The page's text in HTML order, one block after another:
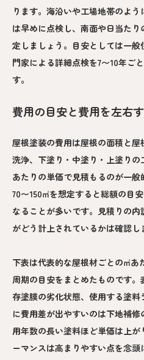
ります。海沿いや工場地帯のよ
は早めに点検し、南面や日当た
定しましょう。目安としては一
門家による詳細点検を7〜10年ご
す。
費用の目安と費用を左右
屋根塗装の費用は屋根の面積と
洗浄、下塗り・中塗り・上塗り
あたりの単価で見積もるのが一
70〜150㎡を想定すると総額の目
なることが多いです。見積りの
がどう計上されているかは確認し
下表は代表的な屋根材ごとの㎡
周期の目安をまとめたものです
存塗膜の劣化状態、使用する塗
に費用差が出やすいのは下地補
用年数の長い塗料ほど単価は上
ーマンスは高まりやすい点を念